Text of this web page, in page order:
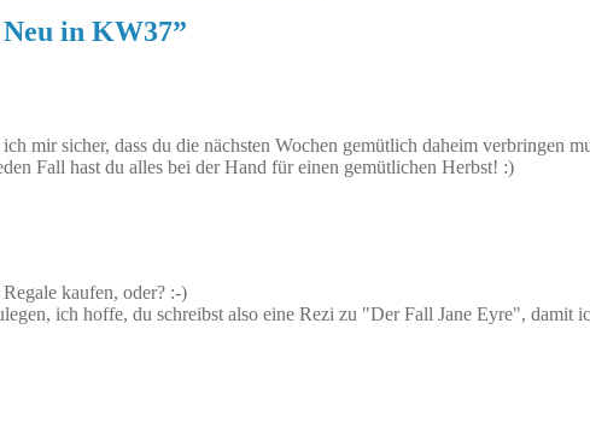
in KW37”
mir sicher, dass du die nächsten Wochen gemütlich daheim verbringen
Fall hast du alles bei der Hand für einen gemütlichen Herbst! :)
kaufen, oder? :-)
ich hoffe, du schreibst also eine Rezi zu "Der Fall Jane Eyre", damit